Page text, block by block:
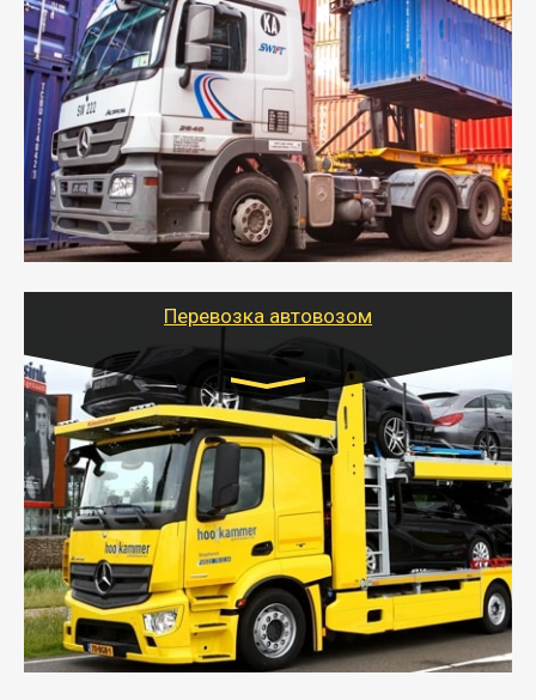
Цена за км. Рассчитывается
индивидуально
- Контейнерные грузоперевозки на специальном
оборудованном транспорте быстро, качественно и
безопасно.
- Наша транспортная компания поможет
организовать доставку в порт и из порта
стандартных контейнеров на контейнеровозе,
шаландах и площадках (открытых кузовах),
используя надежные крепления.
Перевозка автовозом
Цена за км. Рассчитывается
индивидуально
- Перевозка автовозом от Тайгер Логистик – это
быстрый и безопасный способ доставить несколько
легковых автомобилей за одну поездку в другой
город.
- Наша транспортная компания организует доставку
машин автовозом, подобрав оптимальный маршрут с
учетом всех особенности по пути следования.